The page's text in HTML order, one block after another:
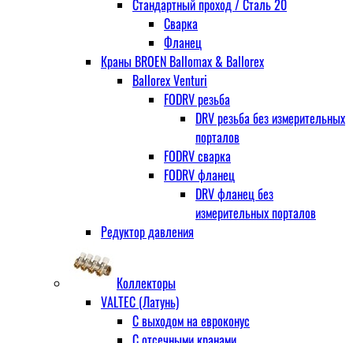
Стандартный проход / Cталь 20
Сварка
Фланец
Краны BROEN Ballomax & Ballorex
Ballorex Venturi
FODRV резьба
DRV резьба без измерительных
порталов
FODRV сварка
FODRV фланец
DRV фланец без
измерительных порталов
Редуктор давления
Коллекторы
VALTEC (Латунь)
С выходом на евроконус